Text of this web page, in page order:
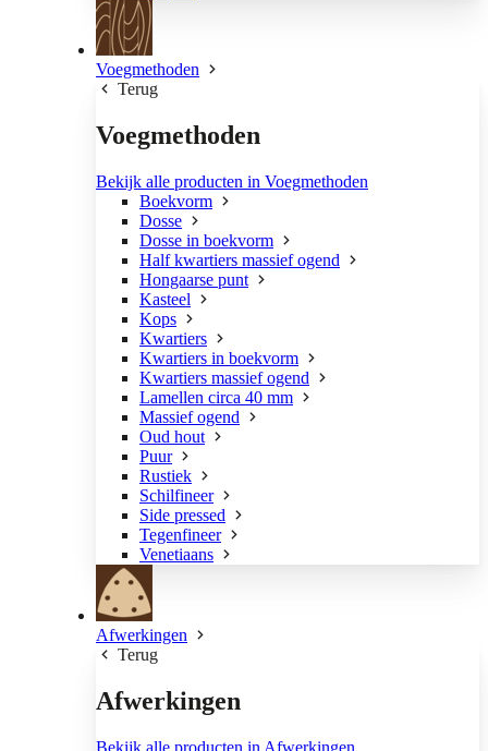
Voegmethoden
Terug
Voegmethoden
Bekijk alle producten in Voegmethoden
Boekvorm
Dosse
Dosse in boekvorm
Half kwartiers massief ogend
Hongaarse punt
Kasteel
Kops
Kwartiers
Kwartiers in boekvorm
Kwartiers massief ogend
Lamellen circa 40 mm
Massief ogend
Oud hout
Puur
Rustiek
Schilfineer
Side pressed
Tegenfineer
Venetiaans
Afwerkingen
Terug
Afwerkingen
Bekijk alle producten in Afwerkingen